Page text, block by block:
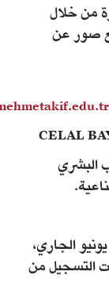
من خلال
صور عن
البشري
17 حزيران/ يونيو الجاري،
وتثبيت التسجيل من